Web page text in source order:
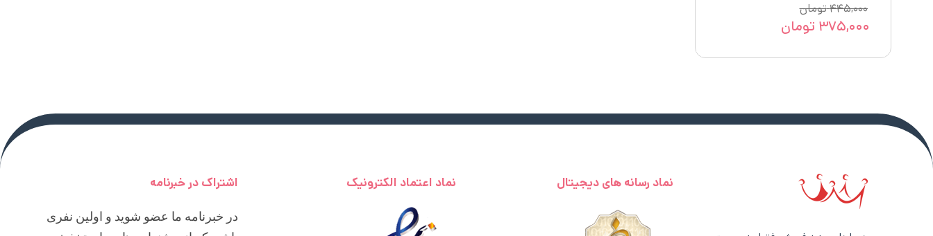
۴۴۵,۰۰۰تومان
۳۷۵,۰۰۰ تومان
نماد رسانه های دیجیتال نماد اعتماد الکترونیک اشتراک در خبرنامه
در خبرنامه ما عضو شوید و اولین نفری